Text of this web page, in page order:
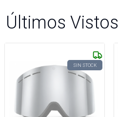
Últimos Vistos
SIN STOCK